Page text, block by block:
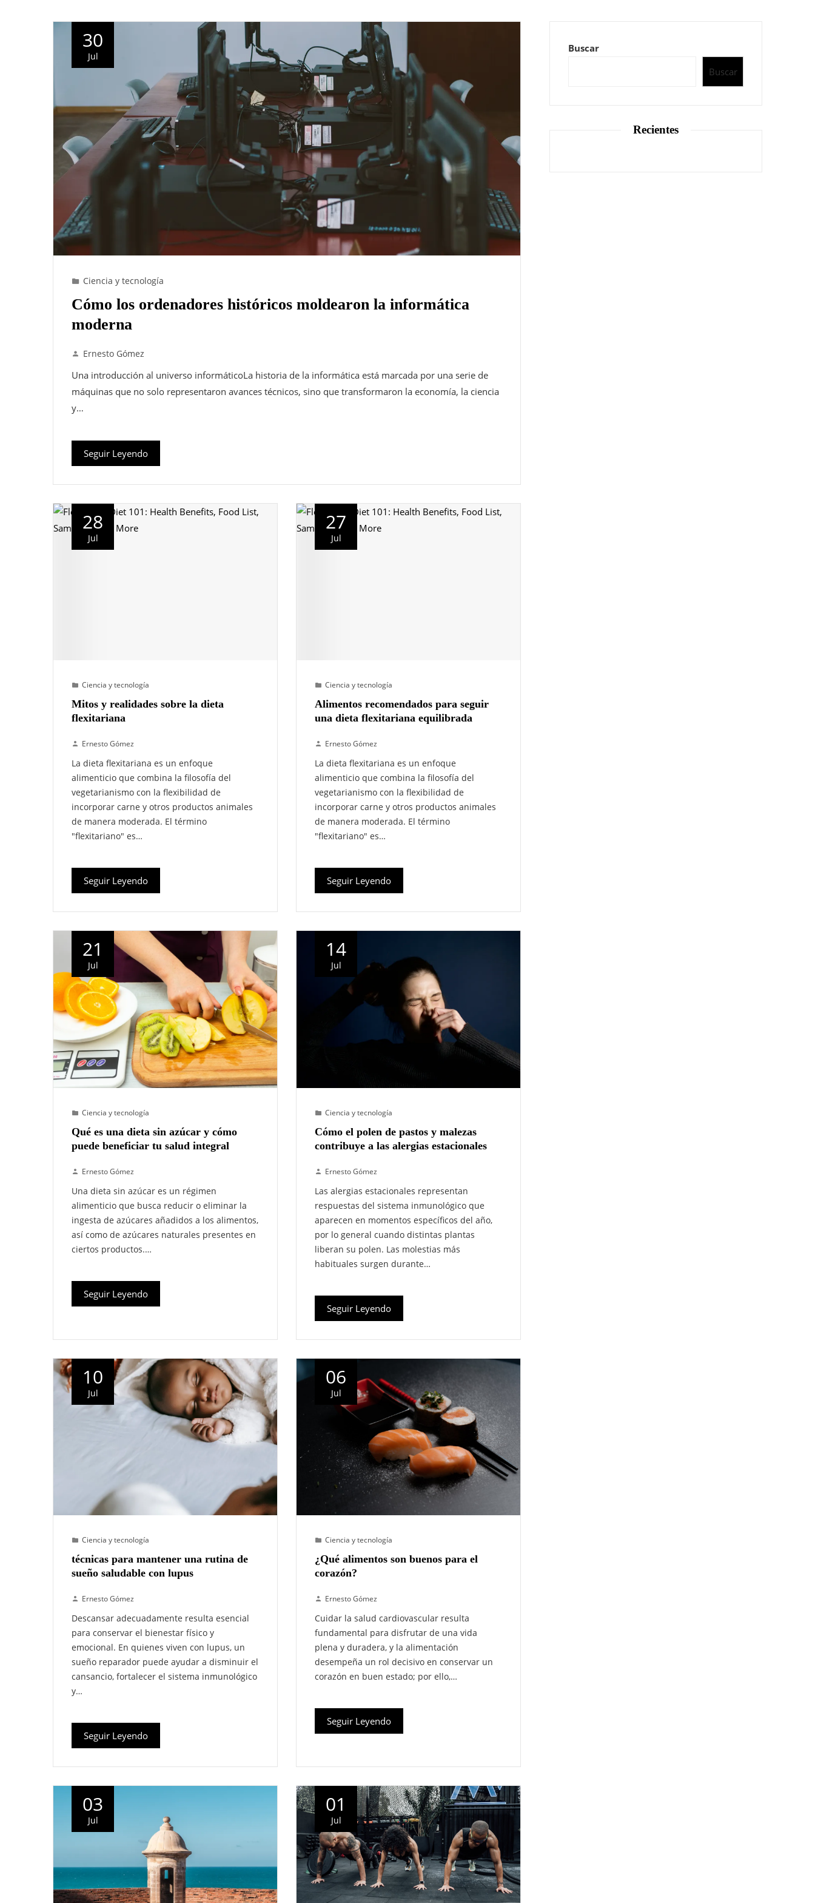
30
Jul
Ciencia y tecnología
Cómo los ordenadores históricos moldearon la informática
moderna
Ernesto Gómez
Una introducción al universo informáticoLa historia de la informática está marcada por una serie de
máquinas que no solo representaron avances técnicos, sino que transformaron la economía, la ciencia
y…
Seguir Leyendo
28
Jul
Ciencia y tecnología
Mitos y realidades sobre la dieta
flexitariana
Ernesto Gómez
La dieta flexitariana es un enfoque
alimenticio que combina la filosofía del
vegetarianismo con la flexibilidad de
incorporar carne y otros productos animales
de manera moderada. El término
"flexitariano" es…
Seguir Leyendo
27
Jul
Ciencia y tecnología
Alimentos recomendados para seguir
una dieta flexitariana equilibrada
Ernesto Gómez
La dieta flexitariana es un enfoque
alimenticio que combina la filosofía del
vegetarianismo con la flexibilidad de
incorporar carne y otros productos animales
de manera moderada. El término
"flexitariano" es…
Seguir Leyendo
21
Jul
Ciencia y tecnología
Qué es una dieta sin azúcar y cómo
puede beneficiar tu salud integral
Ernesto Gómez
Una dieta sin azúcar es un régimen
alimenticio que busca reducir o eliminar la
ingesta de azúcares añadidos a los alimentos,
así como de azúcares naturales presentes en
ciertos productos.…
Seguir Leyendo
14
Jul
Ciencia y tecnología
Cómo el polen de pastos y malezas
contribuye a las alergias estacionales
Ernesto Gómez
Las alergias estacionales representan
respuestas del sistema inmunológico que
aparecen en momentos específicos del año,
por lo general cuando distintas plantas
liberan su polen. Las molestias más
habituales surgen durante…
Seguir Leyendo
10
Jul
Ciencia y tecnología
técnicas para mantener una rutina de
sueño saludable con lupus
Ernesto Gómez
Descansar adecuadamente resulta esencial
para conservar el bienestar físico y
emocional. En quienes viven con lupus, un
sueño reparador puede ayudar a disminuir el
cansancio, fortalecer el sistema inmunológico
y…
Seguir Leyendo
06
Jul
Ciencia y tecnología
¿Qué alimentos son buenos para el
corazón?
Ernesto Gómez
Cuidar la salud cardiovascular resulta
fundamental para disfrutar de una vida
plena y duradera, y la alimentación
desempeña un rol decisivo en conservar un
corazón en buen estado; por ello,…
Seguir Leyendo
03
Jul
01
Jul
Buscar
Buscar
Recientes